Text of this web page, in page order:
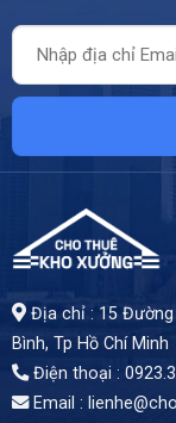
Địa chỉ : 15 Đường
Bình, Tp Hồ Chí Minh
Điện thoại :
Email :